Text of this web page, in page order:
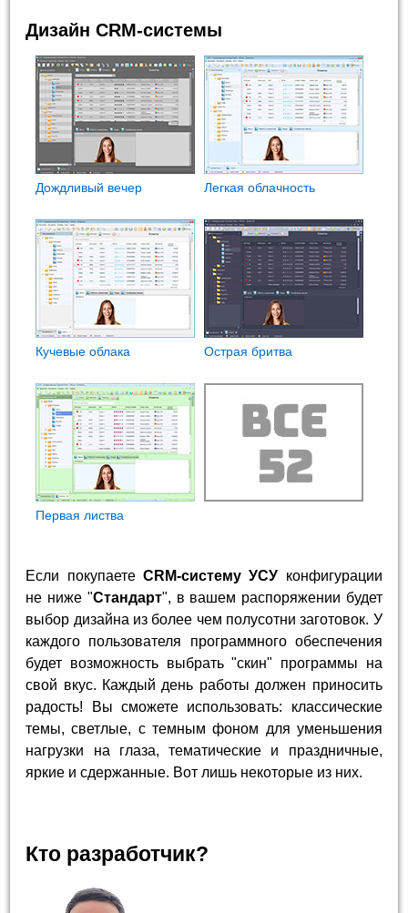
Дизайн CRM-системы
Дождливый вечер Легкая облачность
Кучевые облака Острая бритва
Первая листва
Если покупаете CRM-систему УСУ конфигурации
не ниже "Стандарт", в вашем распоряжении будет
выбор дизайна из более чем полусотни заготовок. У
каждого пользователя программного обеспечения
будет возможность выбрать "скин" программы на
свой вкус. Каждый день работы должен приносить
радость! Вы сможете использовать: классические
темы, светлые, с темным фоном для уменьшения
нагрузки на глаза, тематические и праздничные,
яркие и сдержанные. Вот лишь некоторые из них.
Кто разработчик?